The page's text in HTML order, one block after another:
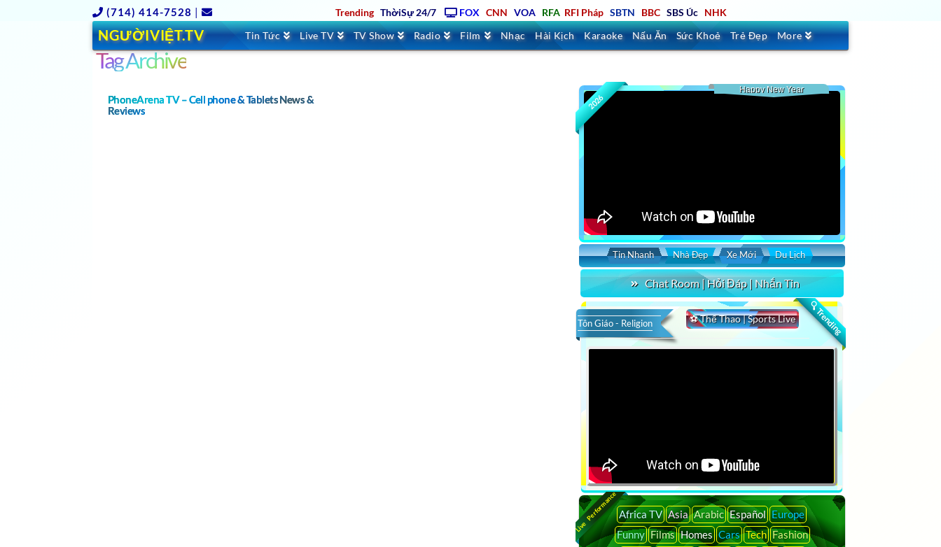
(714) 414-7528 | Trending ThờiSự 24/7 FOX CNN VOA RFA RFI Pháp SBTN BBC SBS Úc NHK
NGƯỜIVIỆT.TV Tin Tức Live TV TV Show Radio Film Nhạc Hài Kịch Karaoke Nấu Ăn Sức Khoẻ Trẻ Đẹp More
Tag Archive
PhoneArena TV – Cell phone & Tablets News &
Reviews
2026
Happy New Year
Tin Nhanh Nhà Đẹp Xe Mới Du Lịch
Chat Room | Hỏi Đáp | Nhắn Tin
🔍 Trending
⚽ Thể Thao | Sports Live
Tôn Giáo - Religion
Live PerformanceAfrica TV Asia Arabic Español Europe
Funny Films Homes Cars Tech Fashion